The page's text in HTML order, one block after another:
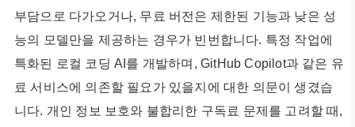
부담으로 다가오거나, 무료 버전은 제한된 기능과 낮은 성
능의 모델만을 제공하는 경우가 빈번합니다. 특정 작업에
특화된 로컬 코딩 AI를 개발하며, GitHub Copilot과 같은 유
료 서비스에 의존할 필요가 있을지에 대한 의문이 생겼습
니다. 개인 정보 보호와 불합리한 구독료 문제를 고려할 때,